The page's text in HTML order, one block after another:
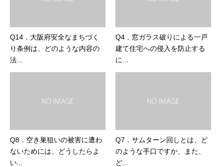
Q14．大阪府安全なまちづく
り条例は、どのような内容の
法...
Q4．窓ガラス破りによる一戸
建て住宅への侵入を防止する
に...
Q8．空き巣狙いの被害に遭わ
ないためには、どうしたらよ
い...
Q7．サムターン回しとは、ど
のような手口ですか、また、
ど...